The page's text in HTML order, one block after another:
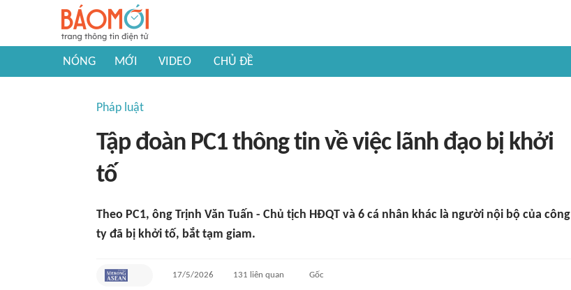
NÓNG MỚI VIDEO CHỦ ĐỀ
Pháp luật
Tập đoàn PC1 thông tin về việc lãnh đạo bị khởi
tố
Theo PC1, ông Trịnh Văn Tuấn - Chủ tịch HĐQT và 6 cá nhân khác là người nội bộ của công
ty đã bị khởi tố, bắt tạm giam.
17/5/2026 131 liên quan Gốc